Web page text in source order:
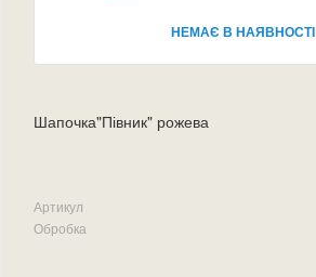
НЕМАЄ В НАЯВНОСТІ
Шапочка"Півник" рожева
Артикул
Обробка